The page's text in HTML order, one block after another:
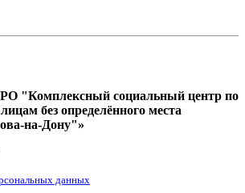
"Комплексный социальный центр по
без определённого места
на-Дону"»
данных